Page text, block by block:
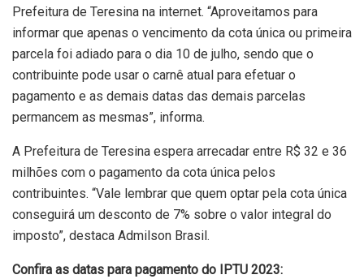
Prefeitura de Teresina na internet. “Aproveitamos para
informar que apenas o vencimento da cota única ou primeira
parcela foi adiado para o dia 10 de julho, sendo que o
contribuinte pode usar o carnê atual para efetuar o
pagamento e as demais datas das demais parcelas
permancem as mesmas”, informa.
A Prefeitura de Teresina espera arrecadar entre R$ 32 e 36
milhões com o pagamento da cota única pelos
contribuintes. “Vale lembrar que quem optar pela cota única
conseguirá um desconto de 7% sobre o valor integral do
imposto”, destaca Admilson Brasil.
Confira as datas para pagamento do IPTU 2023: